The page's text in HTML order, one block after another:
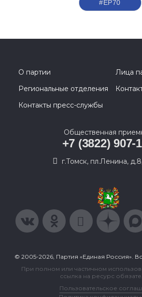
#ЕР70
О партии
Лица
Региональные отделения
Контакты пресс-службы
Общественная
+7 (3822) 907-
г.Томск, пл.Ленина,
© 2005-2026, Партия «Единая Россия».
При полном или частичном
ссылка на ресурс
Пользовательское